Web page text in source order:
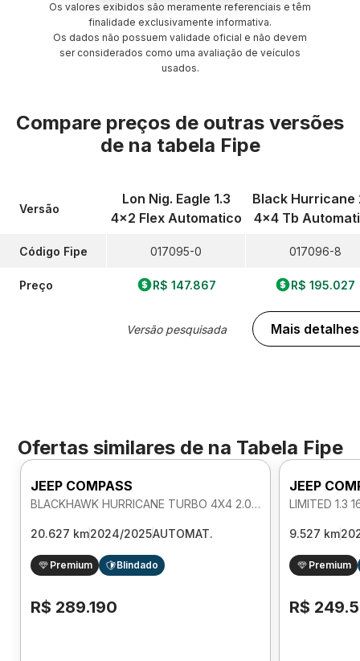
Os valores exibidos são meramente referenciais e têm
finalidade exclusivamente informativa.
Os dados não possuem validade oficial e não devem
ser considerados como uma avaliação de veículos
usados.
Compare preços de outras versões
de na tabela Fipe
Versão
Código Fipe
Preço
Lon Nig. Eagle 1.3
4x2 Flex Automatico
017095-0
R$ 147.867
Versão pesquisada
Black Hurricane
4x4 Tb
017096-8
R$ 195.027
Mais detalhes
Ofertas similares de na Tabela Fipe
JEEP COMPASS
BLACKHAWK HURRICANE TURBO 4X4 2.0 AUTOMATICO
20.627 km2024/2025AUTOMAT.
Premium Blindado
R$ 289.190
JEEP
9.527 km
Premium
R$